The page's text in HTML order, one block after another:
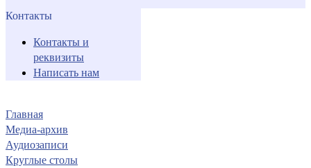
Контакты
Контакты и
реквизиты
Написать нам
Главная
Медиа-архив
Аудиозаписи
Круглые столы